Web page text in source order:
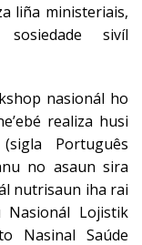
liña ministeriais,
sivíl
nasionál ho
realiza husi
Português
no asaun sira
nutrisaun iha rai
Nasionál Lojistik
Nasinal Saúde